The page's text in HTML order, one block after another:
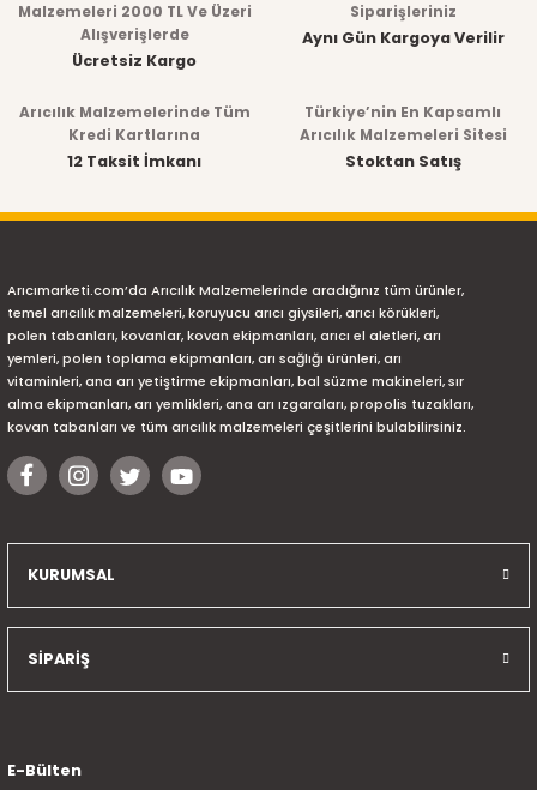
Malzemeleri 2000 TL Ve Üzeri
Alışverişlerde
Ücretsiz Kargo
Siparişleriniz
Aynı Gün Kargoya Verilir
Arıcılık Malzemelerinde Tüm
Kredi Kartlarına
12 Taksit İmkanı
Türkiye’nin En Kapsamlı
Arıcılık Malzemeleri Sitesi
Stoktan Satış
Arıcımarketi.com’da Arıcılık Malzemelerinde aradığınız tüm ürünler,
temel arıcılık malzemeleri, koruyucu arıcı giysileri, arıcı körükleri,
polen tabanları, kovanlar, kovan ekipmanları, arıcı el aletleri, arı
yemleri, polen toplama ekipmanları, arı sağlığı ürünleri, arı
vitaminleri, ana arı yetiştirme ekipmanları, bal süzme makineleri, sır
alma ekipmanları, arı yemlikleri, ana arı ızgaraları, propolis tuzakları,
kovan tabanları ve tüm arıcılık malzemeleri çeşitlerini bulabilirsiniz.
KURUMSAL
SİPARİŞ
E-Bülten